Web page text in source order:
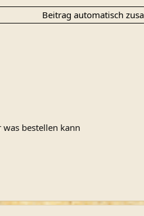
Beitrag automatisch
bestellen kann